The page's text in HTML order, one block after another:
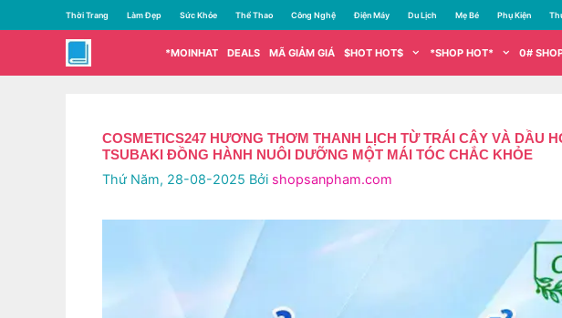
đến
dung
Thời Trang Làm Đẹp Sức Khỏe Thể Thao Công Nghệ Điện Máy Du Lịch Mẹ Bé Phụ Kiện
*MOINHAT DEALS MÃ GIẢM GIÁ $HOT HOT$ *SHOP HOT* 0#
COSMETICS247 HƯƠNG THƠM THANH LỊCH TỪ TRÁI CÂY VÀ DẦU
TSUBAKI ĐỒNG HÀNH NUÔI DƯỠNG MỘT MÁI TÓC CHẮC KHỎE
Thứ Năm, 28-08-2025 Bởi shopsanpham.com